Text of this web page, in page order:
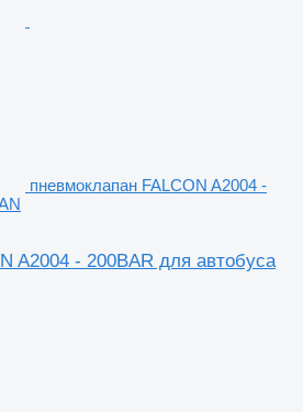
пневмоклапан FALCON A2004 -
A2004 - 200BAR для автобуса